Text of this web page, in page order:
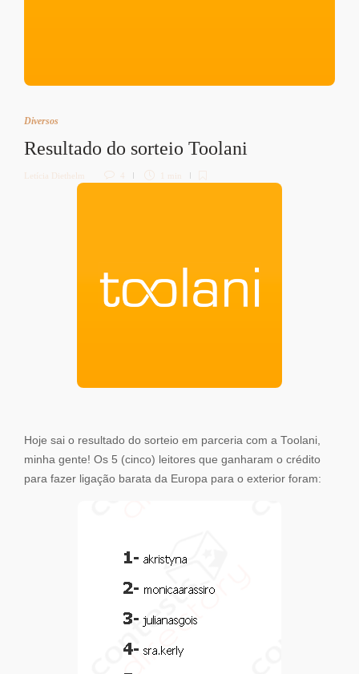
Diversos
Resultado do sorteio Toolani
Letícia Diethelm 4 1 min
Hoje sai o resultado do sorteio em parceria com a Toolani,
minha gente! Os 5 (cinco) leitores que ganharam o crédito
para fazer ligação barata da Europa para o exterior foram: